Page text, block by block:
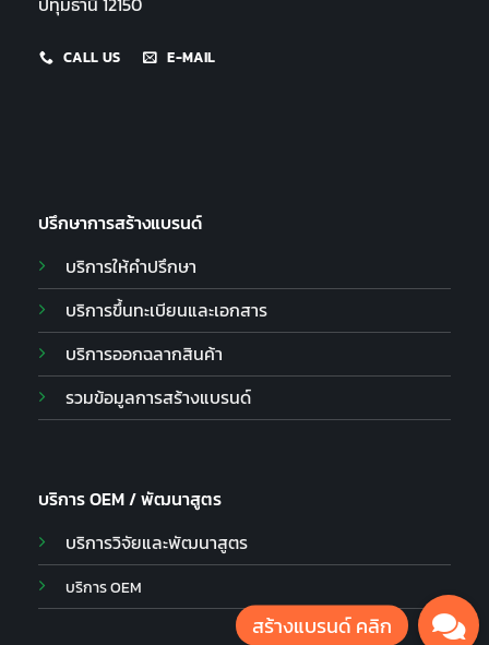
CALL US E-MAIL
ปรึกษาการสร้างแบรนด์
บริการให้คำปรึกษา
บริการขึ้นทะเบียนและเอกสาร
บริการออกฉลากสินค้า
รวมข้อมูลการสร้างแบรนด์
บริการ OEM / พัฒนาสูตร
บริการวิจัยและพัฒนาสูตร
บริการ OEM